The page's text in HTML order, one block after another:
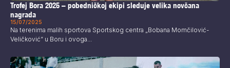
Trofej Bora 2025 – pobedničkoj ekipi sleduje velika novčana
nagrada
15/07/2025
Na terenima malih sportova Sportskog centra „Bobana Momčilović-
Veličković“ u Boru i ovoga...